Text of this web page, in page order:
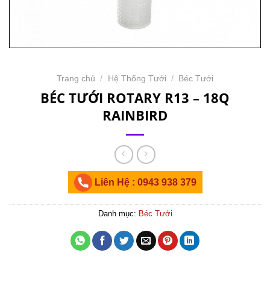
Trang chủ / Hệ Thống Tưới / Béc Tưới
BÉC TƯỚI ROTARY R13 – 18Q
RAINBIRD
Liên Hệ : 0943 938 379
Danh mục: Béc Tưới